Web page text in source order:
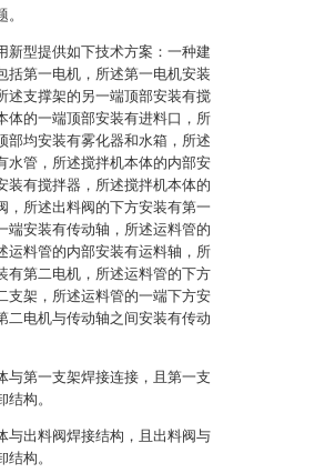
新型提供如下技术方案：一种建
括第一电机，所述第一电机安装
述支撑架的另一端顶部安装有搅
体的一端顶部安装有进料口，所
部均安装有雾化器和水箱，所述
水管，所述搅拌机本体的内部安
装有搅拌器，所述搅拌机本体的
，所述出料阀的下方安装有第一
端安装有传动轴，所述运料管的
运料管的内部安装有运料轴，所
有第二电机，所述运料管的下方
支架，所述运料管的一端下方安
二电机与传动轴之间安装有传动
与第一支架焊接连接，且第一支
构。
与出料阀焊接结构，且出料阀与
构。